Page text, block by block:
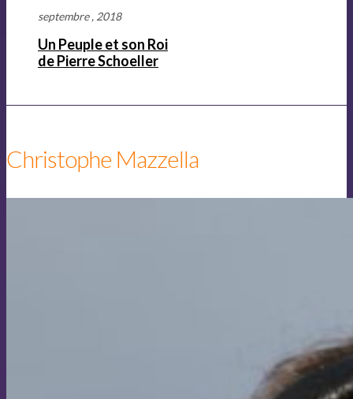
septembre , 2018
Un Peuple et son Roi
de Pierre Schoeller
Christophe Mazzella